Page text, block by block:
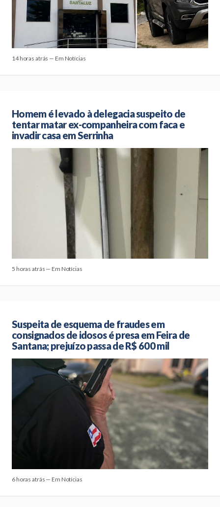
14 horas atrás — Em Notícias
Homem é levado à delegacia suspeito de
tentar matar ex-companheira com faca e
invadir casa em Serrinha
5 horas atrás — Em Notícias
Suspeita de esquema de fraudes em
consignados de idosos é presa em Feira de
Santana; prejuízo passa de R$ 600 mil
6 horas atrás — Em Notícias